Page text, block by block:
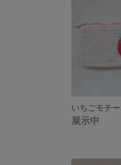
展示中